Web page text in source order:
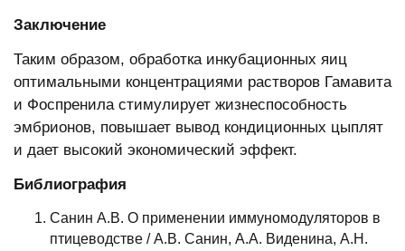
Заключение
Таким образом, обработка инкубационных яиц
оптимальными концентрациями растворов Гамавита
и Фоспренила стимулирует жизнеспособность
эмбрионов, повышает вывод кондиционных цыплят
и дает высокий экономический эффект.
Библиография
Санин А.В. О применении иммуномодуляторов в
птицеводстве / А.В. Санин, А.А. Виденина, А.Н.